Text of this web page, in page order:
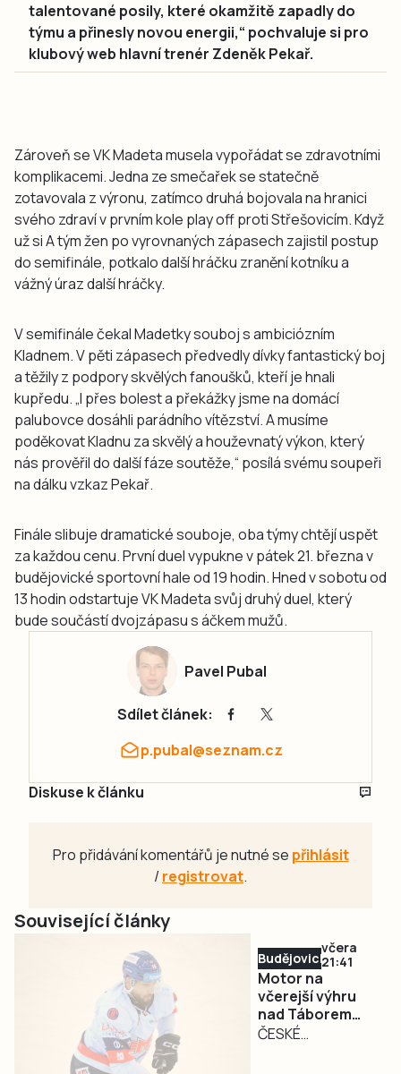
talentované posily, které okamžitě zapadly do
týmu a přinesly novou energii,“ pochvaluje si pro
klubový web hlavní trenér Zdeněk Pekař.
Zároveň se VK Madeta musela vypořádat se zdravotními
komplikacemi. Jedna ze smečařek se statečně
zotavovala z výronu, zatímco druhá bojovala na hranici
svého zdraví v prvním kole play off proti Střešovicím. Když
už si A tým žen po vyrovnaných zápasech zajistil postup
do semifinále, potkalo další hráčku zranění kotníku a
vážný úraz další hráčky.
V semifinále čekal Madetky souboj s ambiciózním
Kladnem. V pěti zápasech předvedly dívky fantastický boj
a těžily z podpory skvělých fanoušků, kteří je hnali
kupředu. „I přes bolest a překážky jsme na domácí
palubovce dosáhli parádního vítězství. A musíme
poděkovat Kladnu za skvělý a houževnatý výkon, který
nás prověřil do další fáze soutěže,“ posílá svému soupeři
na dálku vzkaz Pekař.
Finále slibuje dramatické souboje, oba týmy chtějí uspět
za každou cenu. První duel vypukne v pátek 21. března v
budějovické sportovní hale od 19 hodin. Hned v sobotu od
13 hodin odstartuje VK Madeta svůj druhý duel, který
bude součástí dvojzápasu s áčkem mužů.
Pavel Pubal
Sdílet článek:
p.pubal@seznam.cz
Diskuse k článku
Pro přidávání komentářů je nutné se přihlásit
/registrovat.
Související články
Budějovicko
včera
21:41
Motor na
včerejší výhru
nad Táborem
nenavázal. Doma
ČESKÉ